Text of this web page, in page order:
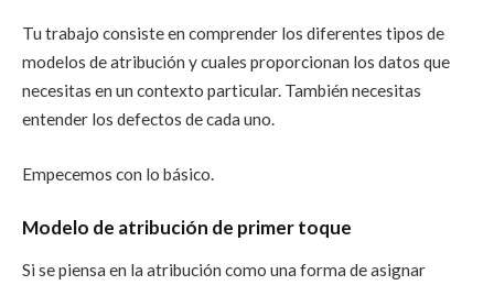
Tu trabajo consiste en comprender los diferentes tipos de
modelos de atribución y cuales proporcionan los datos que
necesitas en un contexto particular. También necesitas
entender los defectos de cada uno.
Empecemos con lo básico.
Modelo de atribución de primer toque
Si se piensa en la atribución como una forma de asignar